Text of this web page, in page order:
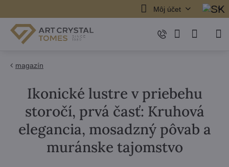
Môj účet
magazín
Ikonické lustre v priebehu
storočí, prvá časť: Kruhová
elegancia, mosadzný pôvab a
muránske tajomstvo